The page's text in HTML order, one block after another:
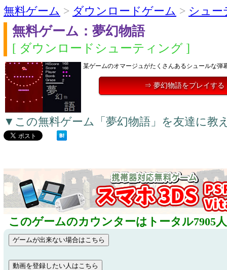
無料ゲーム > ダウンロードゲーム > シュー
無料ゲーム：夢幻物語
[ ダウンロードシューティング ]
某ゲームのオマージュがたくさんあるシュールな弾
⇒ 夢幻物語をプレイする
▼この無料ゲーム「夢幻物語」を友達に教
このゲームのカウンターはトータル7905